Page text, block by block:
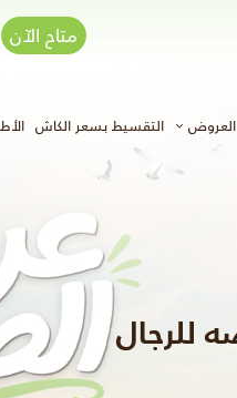
متاح الآن
العروض التقسيط بسعر الكاش